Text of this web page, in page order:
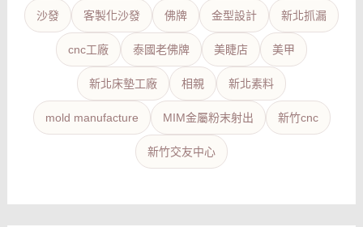
沙發 客製化沙發 佛牌 金型設計 新北抓漏
cnc工廠 泰國老佛牌 美睫店 美甲
新北床墊工廠 相親 新北素料
mold manufacture MIM金屬粉末射出 新竹cnc
新竹交友中心